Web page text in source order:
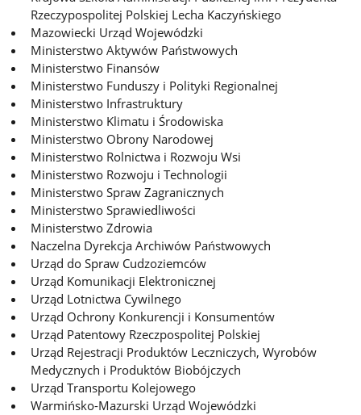
Rzeczypospolitej Polskiej Lecha Kaczyńskiego
Mazowiecki Urząd Wojewódzki
Ministerstwo Aktywów Państwowych
Ministerstwo Finansów
Ministerstwo Funduszy i Polityki Regionalnej
Ministerstwo Infrastruktury
Ministerstwo Klimatu i Środowiska
Ministerstwo Obrony Narodowej
Ministerstwo Rolnictwa i Rozwoju Wsi
Ministerstwo Rozwoju i Technologii
Ministerstwo Spraw Zagranicznych
Ministerstwo Sprawiedliwości
Ministerstwo Zdrowia
Naczelna Dyrekcja Archiwów Państwowych
Urząd do Spraw Cudzoziemców
Urząd Komunikacji Elektronicznej
Urząd Lotnictwa Cywilnego
Urząd Ochrony Konkurencji i Konsumentów
Urząd Patentowy Rzeczpospolitej Polskiej
Urząd Rejestracji Produktów Leczniczych, Wyrobów
Medycznych i Produktów Biobójczych
Urząd Transportu Kolejowego
Warmińsko-Mazurski Urząd Wojewódzki